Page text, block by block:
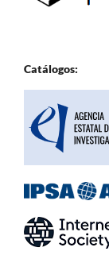
Catálogos: